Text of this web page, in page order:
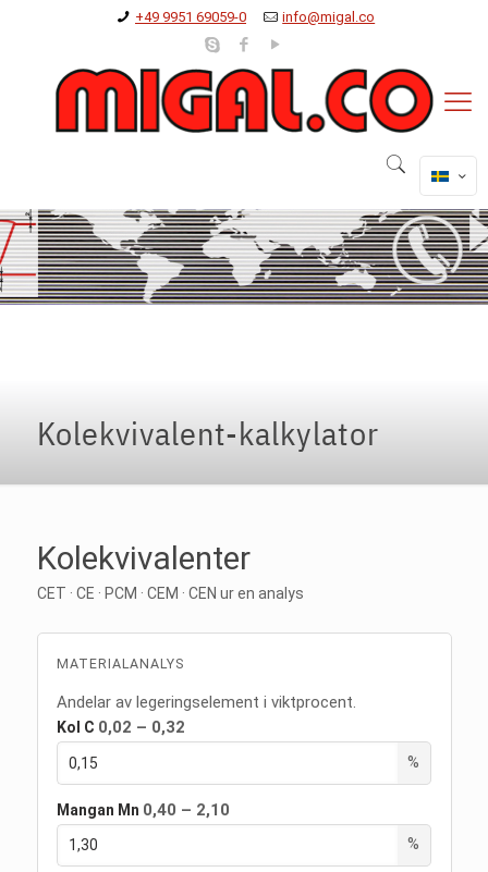
+49 9951 69059-0 info@migal.co
Kolekvivalent-kalkylator
Kolekvivalenter
CET · CE · PCM · CEM · CEN ur en analys
MATERIALANALYS
Andelar av legeringselement i viktprocent.
Kol C 0,02 – 0,32
%
Mangan Mn 0,40 – 2,10
%